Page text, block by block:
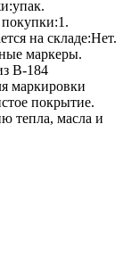
на складе:Нет.
маркеры.
B-184
маркировки
покрытие.
тепла, масла и